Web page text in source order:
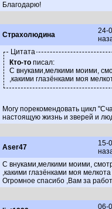
Благодарю!
Страхолюдина
24-
Цитата
Кто-то писал:
С внуками,мелкими моими,
,какими глазёнками моя
Могу порекомендовать цикл
настоящую жизнь и зверей и
Aser47
15-
С внуками,мелкими моими,
,какими глазёнками моя
Огромное спасибо ,Вам за
06-